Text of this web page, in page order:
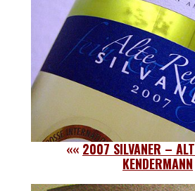
«« 2007 SILVANER –
KENDERMANN